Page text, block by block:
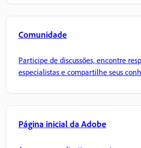
Comunidade
Participe de discussões, encontre
especialistas e compartilhe seus
Página inicial da Adobe